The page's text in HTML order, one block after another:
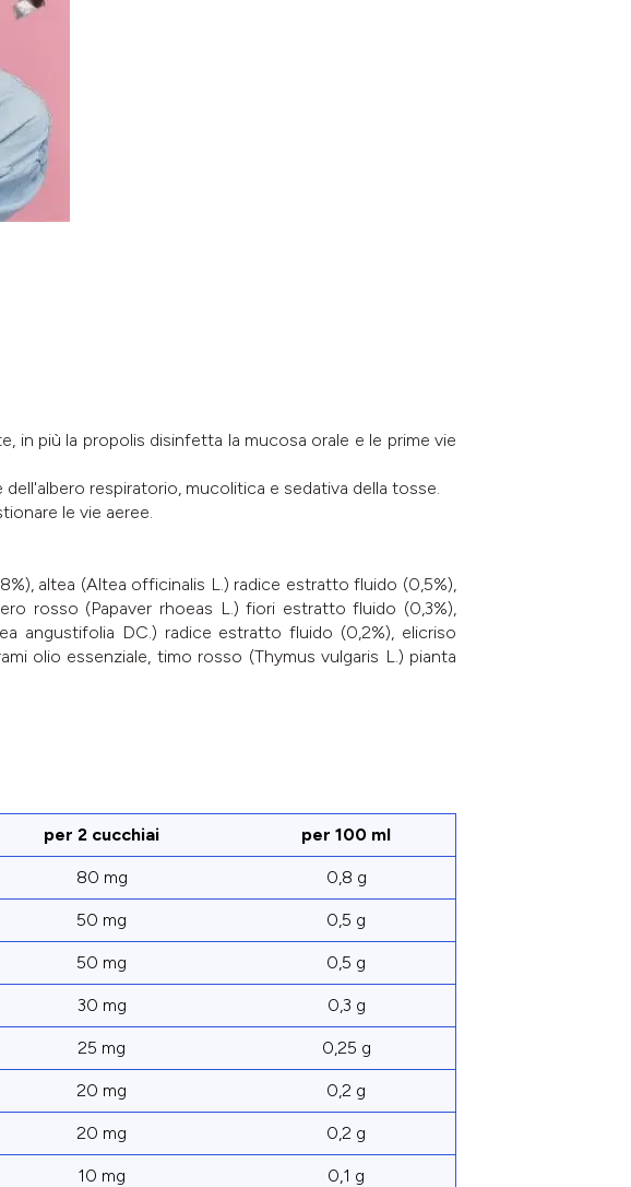
in più la propolis disinfetta la mucosa orale e le prime vie
respiratorio, mucolitica e sedativa della tosse.
le vie aeree.
altea (Altea officinalis L.) radice estratto fluido (0,5%),
rosso (Papaver rhoeas L.) fiori estratto fluido (0,3%),
angustifolia DC.) radice estratto fluido (0,2%), elicriso
olio essenziale, timo rosso (Thymus vulgaris L.) pianta
per 2 cucchiai per 100 ml
80 mg 0,8 g
50 mg 0,5 g
50 mg 0,5 g
30 mg 0,3 g
25 mg 0,25 g
20 mg 0,2 g
20 mg 0,2 g
10 mg 0,1 g